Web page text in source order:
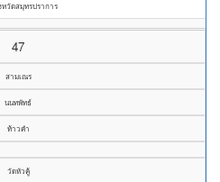
วัดสมุทรปราการ
47
สามเณร
นนทพัทธ์
ท้าวคำ
วัดหัวคู้